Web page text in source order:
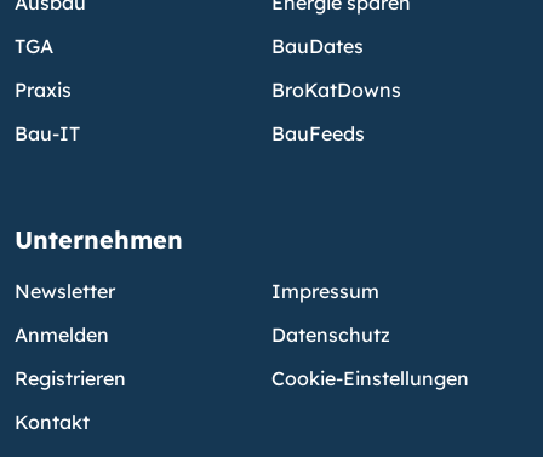
TGA
Praxis
Bau-IT
BauDates
BroKatDowns
BauFeeds
Unternehmen
Newsletter
Anmelden
Registrieren
Kontakt
Impressum
Datenschutz
Cookie-Einstellungen